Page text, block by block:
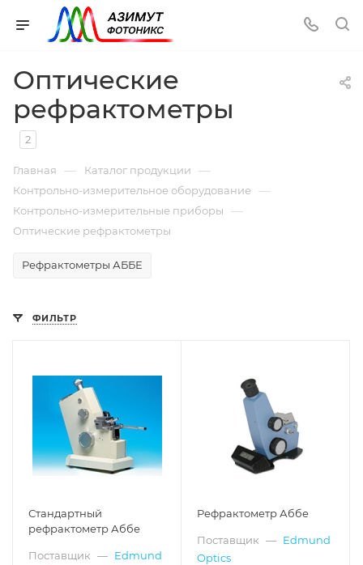
Оптические
рефрактометры
2
Главная — Каталог продукции —
Контрольно-измерительное оборудование —
Контрольно-измерительные приборы —
Оптические рефрактометры
Рефрактометры АББЕ
ФИЛЬТР
Стандартный
рефрактометр Аббе
Поставщик — Edmund
Рефрактометр Аббе
Поставщик — Edmund
Optics